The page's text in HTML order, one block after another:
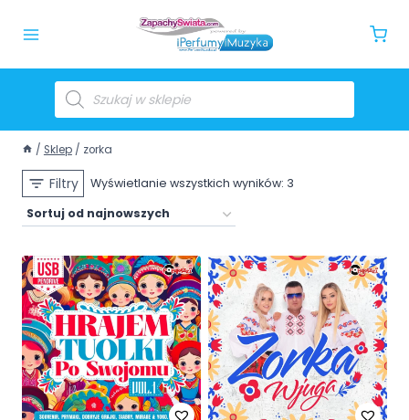
/ Sklep / zorka
Filtry Wyświetlanie wszystkich wyników: 3